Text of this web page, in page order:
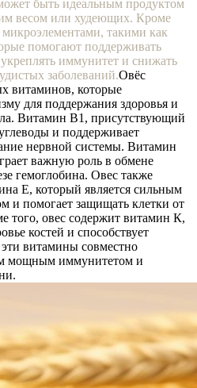
быть идеальным продуктом
весом или худеющих. Кроме
такими как
помогают поддерживать
иммунитет и снижать
заболеваний.Овёс
витаминов, которые
для поддержания здоровья и
Витамин В1, присутствующий
и поддерживает
нервной системы. Витамин
важную роль в обмене
гемоглобина. Овес также
Е, который является сильным
и помогает защищать клетки от
того, овес содержит витамин К,
костей и способствует
витамины совместно
мощным иммунитетом и